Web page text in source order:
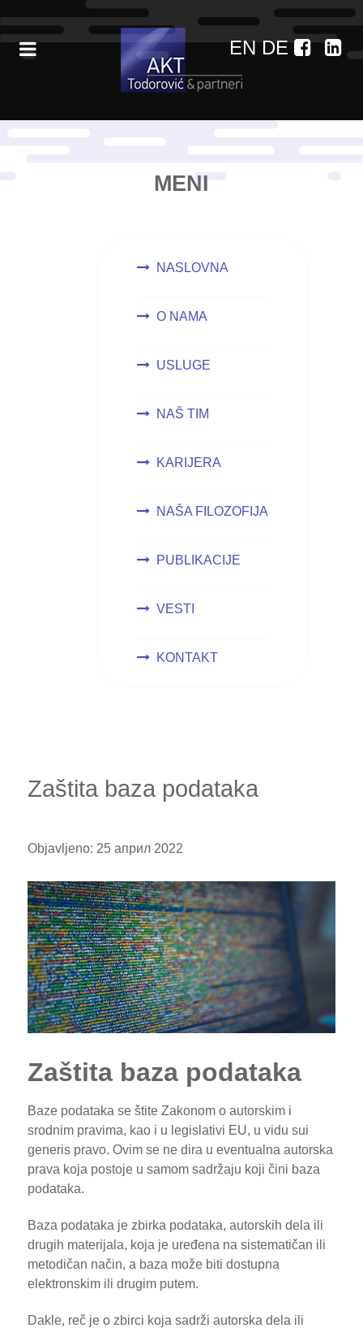
EN DE
MENI
NASLOVNA
O NAMA
USLUGE
NAŠ TIM
KARIJERA
NAŠA FILOZOFIJA
PUBLIKACIJE
VESTI
KONTAKT
Zaštita baza podataka
Objavljeno: 25 април 2022
Zaštita baza podataka
Baze podataka se štite Zakonom o autorskim i
srodnim pravima, kao i u legislativi EU, u vidu sui
generis pravo. Ovim se ne dira u eventualna autorska
prava koja postoje u samom sadržaju koji čini baza
podataka.
Baza podataka je zbirka podataka, autorskih dela ili
drugih materijala, koja je uređena na sistematičan ili
metodičan način, a baza može biti dostupna
elektronskim ili drugim putem.
Dakle, reč je o zbirci koja sadrži autorska dela ili